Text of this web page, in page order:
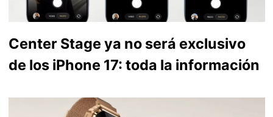
Center Stage ya no será exclusivo
de los iPhone 17: toda la información